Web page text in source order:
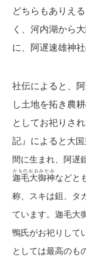
どちらもありえ
く、河内湖から
に、阿遅速雄神
社伝によると、
し土地を拓き農
としてお祀りさ
記』によると 大
間に生まれ、
阿遅
迦毛大御神
かものおおみかみ
などと
称、スキは鉏、タ
ています。迦毛大
鴨氏がお祀りして
としては最高のも